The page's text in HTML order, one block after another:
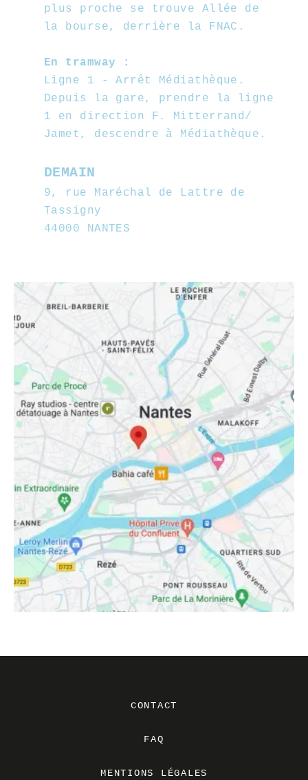
plus proche se trouve Allée de
la bourse, derrière la FNAC.
En tramway :
Ligne 1 - Arrêt Médiathèque.
Depuis la gare, prendre la ligne
1 en direction F. Mitterrand/
Jamet, descendre à Médiathèque.
DEMAIN
9, rue Maréchal de Lattre de
Tassigny
44000 NANTES
CONTACT
FAQ
MENTIONS LÉGALES